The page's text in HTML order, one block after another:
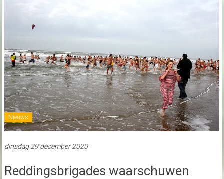
Nieuws
dinsdag 29 december 2020
Reddingsbrigades waarschuwen